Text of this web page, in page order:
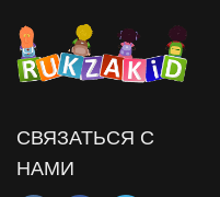
СВЯЗАТЬСЯ С
НАМИ